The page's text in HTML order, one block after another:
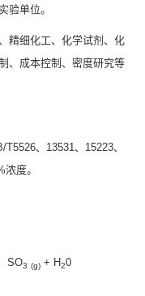
验单位。
精细化工、化学试剂、化
、成本控制、密度研究等
、13531、15223、
浓度。
SO3 (g) + H20